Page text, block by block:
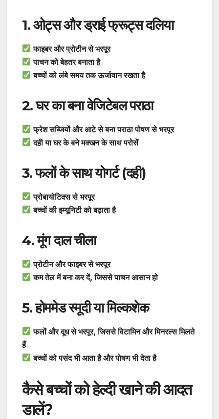
1. ओट्स और ड्राई फ्रूट्स दलिया
फाइबर और प्रोटीन से भरपूर
पाचन को बेहतर बनाता है
बच्चों को लंबे समय तक ऊर्जावान रखता है
2. घर का बना वेजिटेबल पराठा
फ्रेश सब्जियों और आटे से बना पराठा पोषण से भरपूर
दही या घर के बने मक्खन के साथ परोसें
3. फलों के साथ योगर्ट (दही)
प्रोबायोटिक्स से भरपूर
बच्चों की इम्यूनिटी को बढ़ाता है
4. मूंग दाल चीला
प्रोटीन और फाइबर से भरपूर
कम तेल में बना कर दें, जिससे पाचन आसान हो
5. होममेड स्मूदी या मिल्कशेक
फलों और दूध से भरपूर, जिससे विटामिन और मिनरल्स मिलते
हैं
बच्चों को पसंद भी आता है और पोषण भी देता है
कैसे बच्चों को हेल्दी खाने की आदत
डालें?